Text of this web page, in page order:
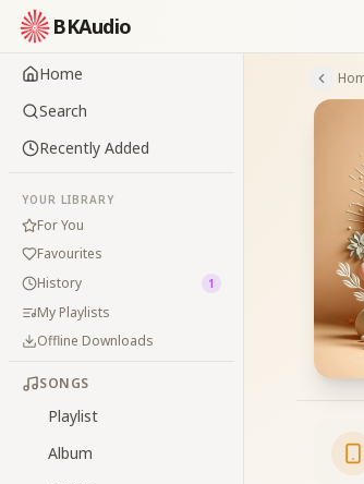
BKAudio
Home
Search
Recently Added
YOUR LIBRARY
For You
Favourites
History
1
My Playlists
Offline Downloads
SONGS
Playlist
Album